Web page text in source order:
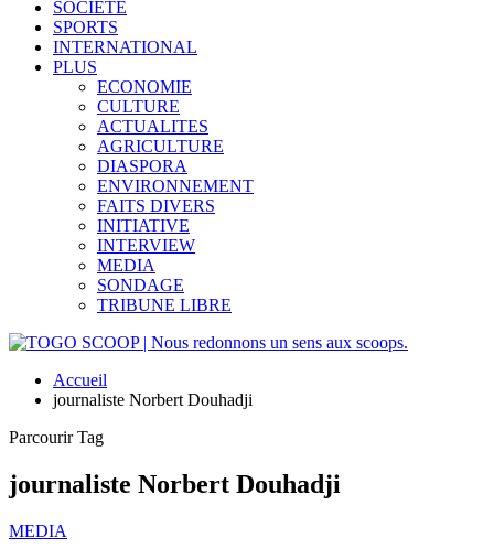
SOCIETE
SPORTS
INTERNATIONAL
PLUS
ECONOMIE
CULTURE
ACTUALITES
AGRICULTURE
DIASPORA
ENVIRONNEMENT
FAITS DIVERS
INITIATIVE
INTERVIEW
MEDIA
SONDAGE
TRIBUNE LIBRE
Accueil
journaliste Norbert Douhadji
Parcourir Tag
journaliste Norbert Douhadji
MEDIA